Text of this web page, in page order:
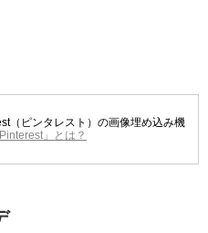
（ピンタレスト）の画像埋め込み機
Pinterest」とは？